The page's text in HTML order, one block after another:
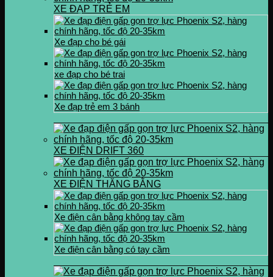
XE ĐẠP TRẺ EM
Xe đạp cho bé gái
xe đạp cho bé trai
Xe đạp trẻ em 3 bánh
XE ĐIỆN DRIFT 360
XE ĐIỆN THĂNG BẰNG
Xe điện cân bằng không tay cầm
Xe điện cân bằng có tay cầm